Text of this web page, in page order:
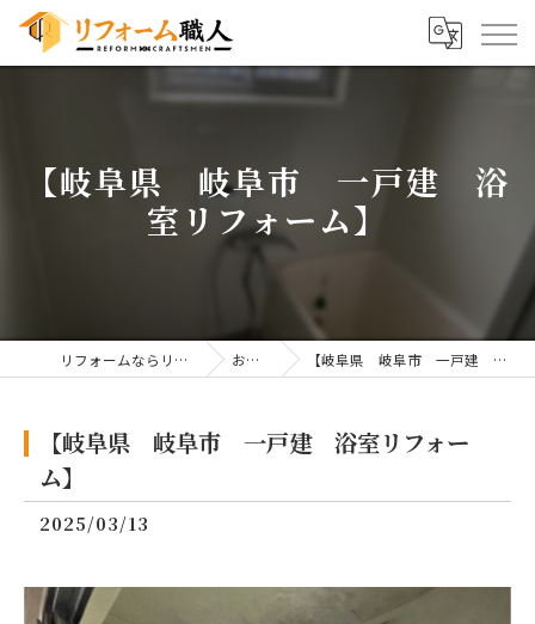
【岐阜県 岐阜市 一戸建 浴
室リフォーム】
リフォームならリフォーム職人 お知らせ 【岐阜県 岐阜市 一戸建 浴室リフォーム】
【岐阜県 岐阜市 一戸建 浴室リフォー
ム】
2025/03/13